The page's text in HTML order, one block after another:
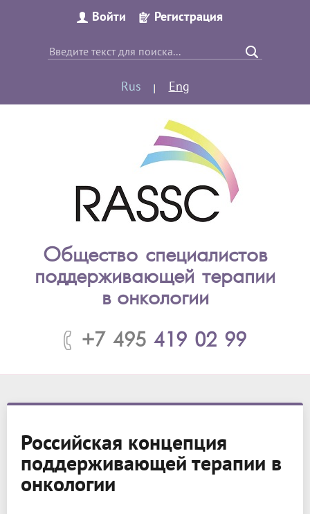
Войти Регистрация
Rus Eng
Общество специалистов
поддерживающей терапии
в онкологии
+7 495 419 02 99
Российская концепция
поддерживающей терапии в
онкологии